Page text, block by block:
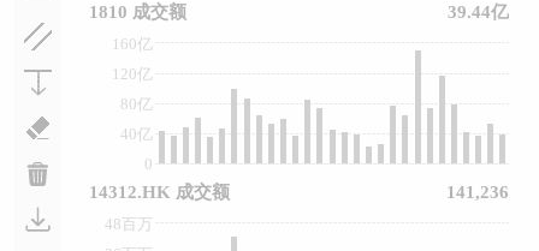
0
40亿
80亿
120亿
160亿
48百万
1810 成交额 39.44亿
14312.HK 成交额 141,236